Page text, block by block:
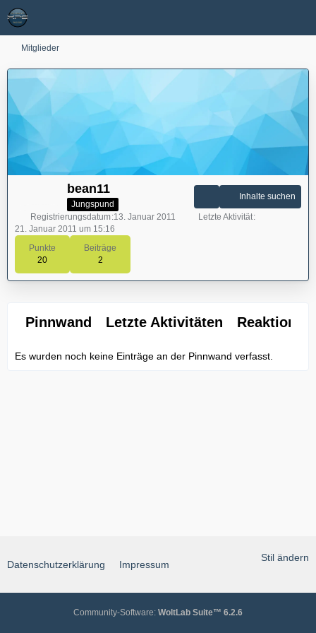
Mitglieder
bean11
Jungspund
Punkte
20
Beiträge
2
Inhalte suchen
Registrierungsdatum 13. Januar 2011
Letzte Aktivität
21. Januar 2011 um 15:16
Pinnwand Letzte Aktivitäten Reaktionen
Es wurden noch keine Einträge an der Pinnwand verfasst.
Stil ändern
Datenschutzerklärung Impressum
Community-Software: WoltLab Suite™ 6.2.6